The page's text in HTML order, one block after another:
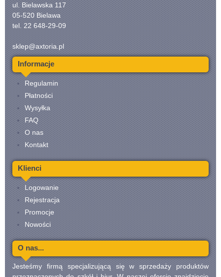
ul. Bielawska 117
05-520 Bielawa
tel. 22 648-29-09
sklep@axtoria.pl
Informacje
Regulamin
Płatności
Wysyłka
FAQ
O nas
Kontakt
Klienci
Logowanie
Rejestracja
Promocje
Nowości
O nas...
Jesteśmy firmą specjalizującą się w sprzedaży produktów